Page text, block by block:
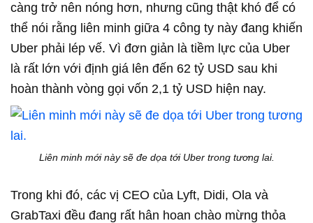
càng trở nên nóng hơn, nhưng cũng thật khó để có
thể nói rằng liên minh giữa 4 công ty này đang khiến
Uber phải lép vế. Vì đơn giản là tiềm lực của Uber
là rất lớn với định giá lên đến 62 tỷ USD sau khi
hoàn thành vòng gọi vốn 2,1 tỷ USD hiện nay.
Liên minh mới này sẽ đe dọa tới Uber trong tương lai.
Trong khi đó, các vị CEO của Lyft, Didi, Ola và
GrabTaxi đều đang rất hân hoan chào mừng thỏa